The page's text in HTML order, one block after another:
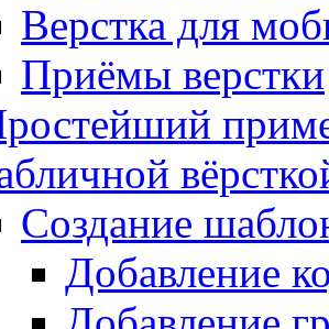
Верстка для
Приёмы верстки
Создание
Добавление